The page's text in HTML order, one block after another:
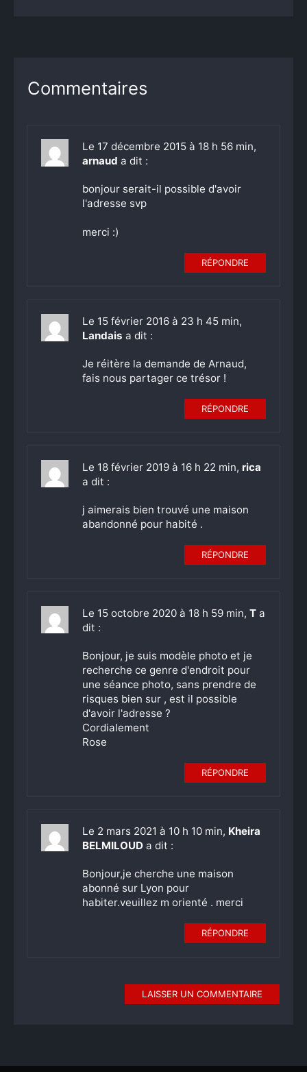
Commentaires
Le 17 décembre 2015 à 18 h 56 min,
arnaud a dit :
bonjour serait-il possible d'avoir
l'adresse svp
merci :)
RÉPONDRE
Le 15 février 2016 à 23 h 45 min,
Landais a dit :
Je réitère la demande de Arnaud,
fais nous partager ce trésor !
RÉPONDRE
Le 18 février 2019 à 16 h 22 min, rica
a dit :
j aimerais bien trouvé une maison
abandonné pour habité .
RÉPONDRE
Le 15 octobre 2020 à 18 h 59 min, T a
dit :
Bonjour, je suis modèle photo et je
recherche ce genre d'endroit pour
une séance photo, sans prendre de
risques bien sur , est il possible
d'avoir l'adresse ?
Cordialement
Rose
RÉPONDRE
Le 2 mars 2021 à 10 h 10 min, Kheira
BELMILOUD a dit :
Bonjour,je cherche une maison
abonné sur Lyon pour
habiter.veuillez m orienté . merci
RÉPONDRE
LAISSER UN COMMENTAIRE